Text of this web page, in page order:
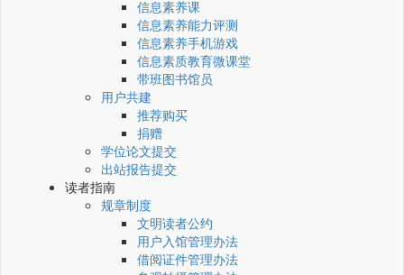
信息素养课
信息素养能力评测
信息素养手机游戏
信息素质教育微课堂
带班图书馆员
用户共建
推荐购买
捐赠
学位论文提交
出站报告提交
读者指南
规章制度
文明读者公约
用户入馆管理办法
借阅证件管理办法